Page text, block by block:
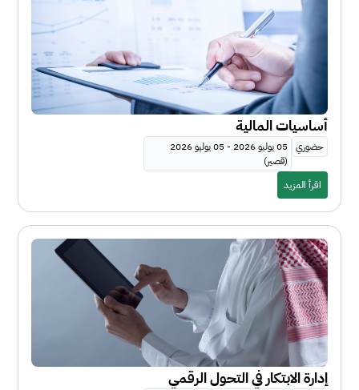
أساسيات المالية
حضوري
05 يوليو 2026 - 05 يوليو 2026
(قصير)
اقرأ المزيد
إدارة الابتكار في التحول الرقمي